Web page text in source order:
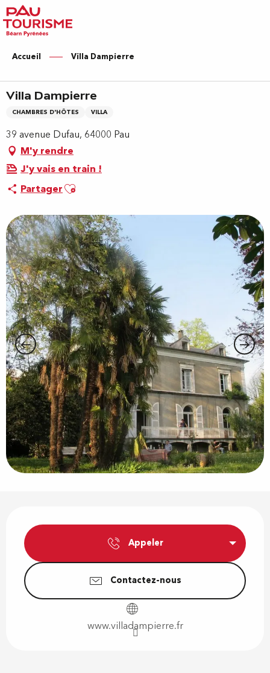
Aller
au
contenu
principal
Accueil Villa Dampierre
Villa Dampierre
CHAMBRES D'HÔTES VILLA
39 avenue Dufau, 64000 Pau
M'y rendre
J'y vais en train !
PartagerAjouter aux favoris
Appeler
Contactez-nous
www.villadampierre.fr